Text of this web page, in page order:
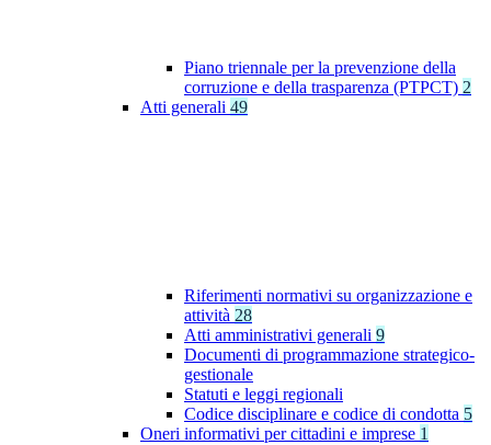
Piano triennale per la prevenzione della
corruzione e della trasparenza (PTPCT) 2
Atti generali 49
Riferimenti normativi su organizzazione e
attività 28
Atti amministrativi generali 9
Documenti di programmazione strategico-
gestionale
Statuti e leggi regionali
Codice disciplinare e codice di condotta 5
Oneri informativi per cittadini e imprese 1